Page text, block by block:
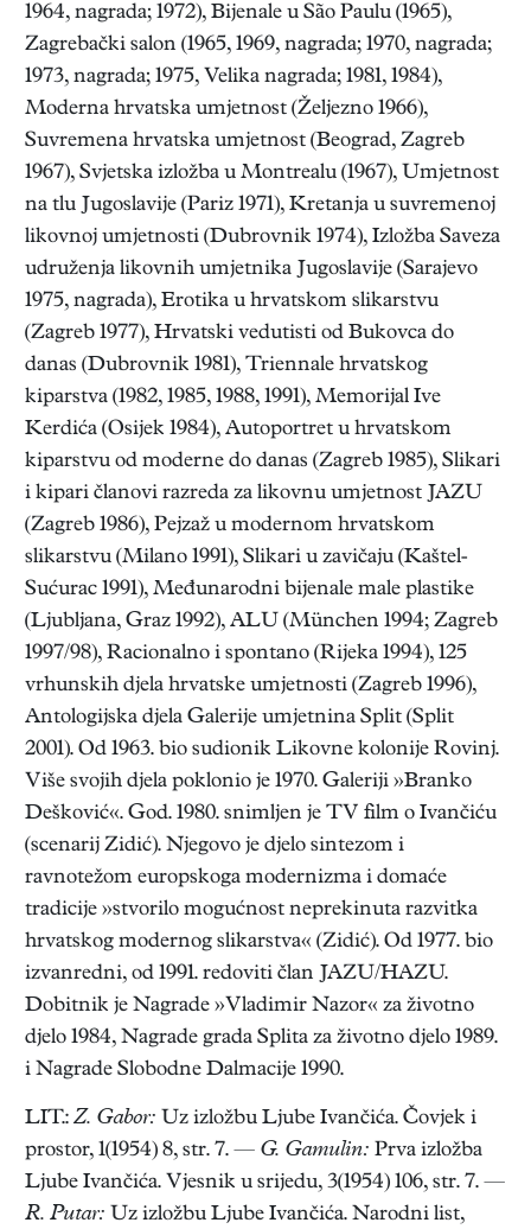
1964, nagrada; 1972), Bijenale u São Paulu (1965),
Zagrebački salon (1965, 1969, nagrada; 1970, nagrada;
1973, nagrada; 1975, Velika nagrada; 1981, 1984),
Moderna hrvatska umjetnost (Željezno 1966),
Suvremena hrvatska umjetnost (Beograd, Zagreb
1967), Svjetska izložba u Montrealu (1967), Umjetnost
na tlu Jugoslavije (Pariz 1971), Kretanja u suvremenoj
likovnoj umjetnosti (Dubrovnik 1974), Izložba Saveza
udruženja likovnih umjetnika Jugoslavije (Sarajevo
1975, nagrada), Erotika u hrvatskom slikarstvu
(Zagreb 1977), Hrvatski vedutisti od Bukovca do
danas (Dubrovnik 1981), Triennale hrvatskog
kiparstva (1982, 1985, 1988, 1991), Memorijal Ive
Kerdića (Osijek 1984), Autoportret u hrvatskom
kiparstvu od moderne do danas (Zagreb 1985), Slikari
i kipari članovi razreda za likovnu umjetnost JAZU
(Zagreb 1986), Pejzaž u modernom hrvatskom
slikarstvu (Milano 1991), Slikari u zavičaju (Kaštel-
Sućurac 1991), Međunarodni bijenale male plastike
(Ljubljana, Graz 1992), ALU (München 1994; Zagreb
1997/98), Racionalno i spontano (Rijeka 1994), 125
vrhunskih djela hrvatske umjetnosti (Zagreb 1996),
Antologijska djela Galerije umjetnina Split (Split
2001). Od 1963. bio sudionik Likovne kolonije Rovinj.
Više svojih djela poklonio je 1970. Galeriji »Branko
Dešković«. God. 1980. snimljen je TV film o Ivančiću
(scenarij Zidić). Njegovo je djelo sintezom i
ravnotežom europskoga modernizma i domaće
tradicije »stvorilo mogućnost neprekinuta razvitka
hrvatskog modernog slikarstva« (Zidić). Od 1977. bio
izvanredni, od 1991. redoviti član JAZU/HAZU.
Dobitnik je Nagrade »Vladimir Nazor« za životno
djelo 1984, Nagrade grada Splita za životno djelo 1989.
i Nagrade Slobodne Dalmacije 1990.
LIT.: Z. Gabor: Uz izložbu Ljube Ivančića. Čovjek i
prostor, 1(1954) 8, str. 7. — G. Gamulin: Prva izložba
Ljube Ivančića. Vjesnik u srijedu, 3(1954) 106, str. 7. —
R. Putar: Uz izložbu Ljube Ivančića. Narodni list,